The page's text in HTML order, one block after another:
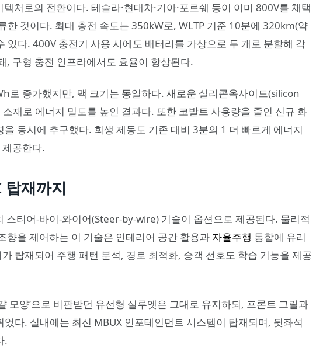
처로의 전환이다. 테슬라·현대차·기아·포르쉐 등이 이미 800V를 채택
한 것이다. 최대 충전 속도는 350kW로, WLTP 기준 10분에 320km(약
있다. 400V 충전기 사용 시에도 배터리를 가상으로 두 개로 분할해 각
, 구형 충전 인프라에서도 효율이 향상된다.
로 증가했지만, 팩 크기는 동일하다. 새로운 실리콘옥사이드(silicon
재로 에너지 밀도를 높인 결과다. 또한 코발트 사용량을 줄인 신규 화
동시에 추구했다. 회생 제동도 기존 대비 3분의 1 더 빠르게 에너지
공한다.
재까지
스티어-바이-와이어(Steer-by-wire) 기술이 옵션으로 제공된다. 물리적
향을 제어하는 이 기술은 인테리어 공간 활용과 자율주행 통합에 유리
탑재되어 주행 패턴 분석, 경로 최적화, 승객 선호도 학습 기능을 제공
모양’으로 비판받던 유선형 실루엣은 그대로 유지하되, 프론트 그릴과
다. 실내에는 최신 MBUX 인포테인먼트 시스템이 탑재되며, 뒷좌석
.